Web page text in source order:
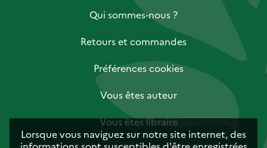
Lorsque vous naviguez sur notre site internet, des
Qui sommes-nous ?
Retours et commandes
Préférences cookies
Vous êtes auteur
Vous êtes libraire